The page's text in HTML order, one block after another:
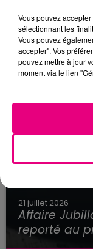
21 juillet 2026
Affaire
reporté au
Vous pouvez
sélectionnant les
Vous pouvez
accepter". Vos
pouvez mettre à jour
moment via le lien